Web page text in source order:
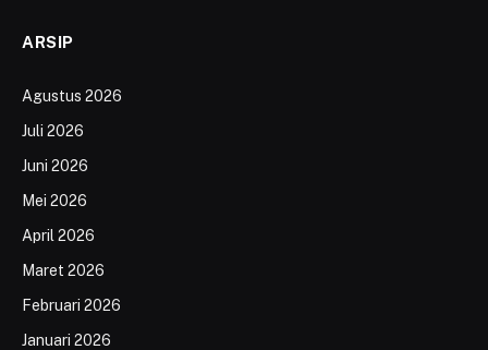
ARSIP
Agustus 2026
Juli 2026
Juni 2026
Mei 2026
April 2026
Maret 2026
Februari 2026
Januari 2026